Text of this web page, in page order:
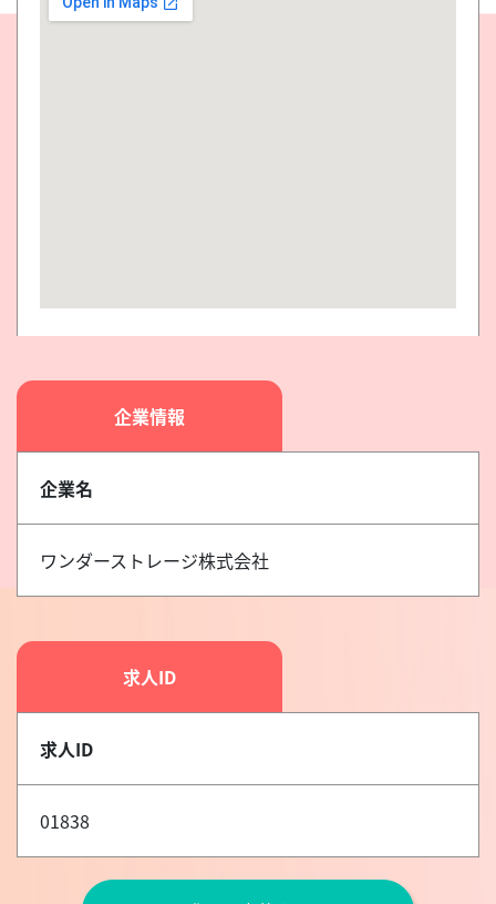
企業情報
企業名
ワンダーストレージ株式会社
求人ID
求人ID
01838